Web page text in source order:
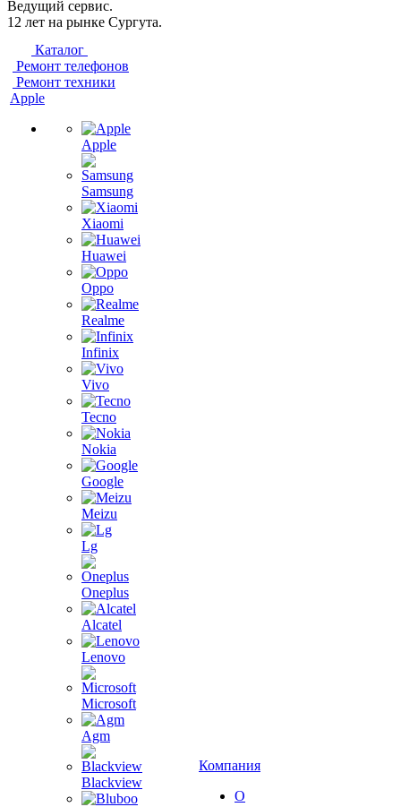
Ведущий сервис.
12 лет на рынке Сургута.
Каталог
Ремонт телефонов
Ремонт техники
Apple
Apple
Samsung
Xiaomi
Huawei
Oppo
Realme
Infinix
Vivo
Tecno
Nokia
Google
Meizu
Lg
Oneplus
Alcatel
Lenovo
Microsoft
Agm
Blackview
Компания
О